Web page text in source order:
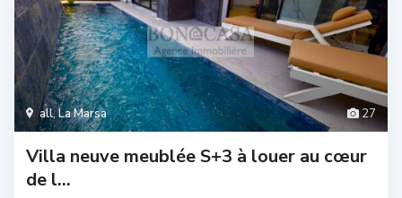
27
all,La Marsa
Villa neuve meublée S+3 à louer au cœur
de l...